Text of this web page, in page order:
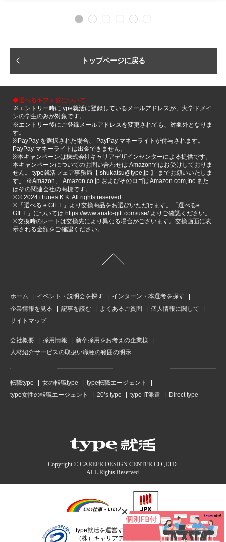
トップページに戻る
◆選べるギフト券について
※エントリー時にtype就活に登録しているメールアドレスが、大学ドメイ
ンの学生のみが対象です。
※エントリー後にご登録メールアドレスを変更されても、対象外となりま
す。
※PayPay を選択された場合、 PayPay マネーライトが付与されます。
PayPay マネーライトは出金できません。
※本キャンペーンは株式会社キャリアデザインセンターによる提供です。
本キャンペーンについてのお問い合わせは Amazonではお受けしておりま
せん。 type就活フェア事務局【 shukatsu@type.jp 】 までお願いいたしま
す。 ※Amazon、 Amazon.co.jp およびそのロゴはAmazon.com,Inc また
はその関連会社の商標です。
※©️ 2024 iTunes K.K. All rights reserved.
※「選べる e GIFT 」より交換商品をお選びいただけます。「選べるe
GIFT 」については https://www.anatc-gift.com/use/ よりご確認ください。
※交換時のレートは交換先により異なる場合がございます。交換画面に表
示される金額をご確認ください。
ホーム イベント・説明会を探す
インターン・本選考を探す
企業情報を見る
記事を読む よくあるご質問
個人情報に関して
サイトマップ
会社概要 採用情報
新卒採用をお考えの企業様
人材紹介サービスの取扱い職種の範囲の明示
転職type 女の転職type
type転職エージェント
type女性の転職エージェント
20’s type type IT派遣 Direct type
Copyright © CAREER DESIGN CENTER CO.,LTD.
ALL Rights Reserved.
type就活を運営する
（株）キャリアデザインセンターは